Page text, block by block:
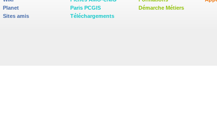
Planet
Sites amis
Paris PCGIS
Téléchargements
Démarche Métiers